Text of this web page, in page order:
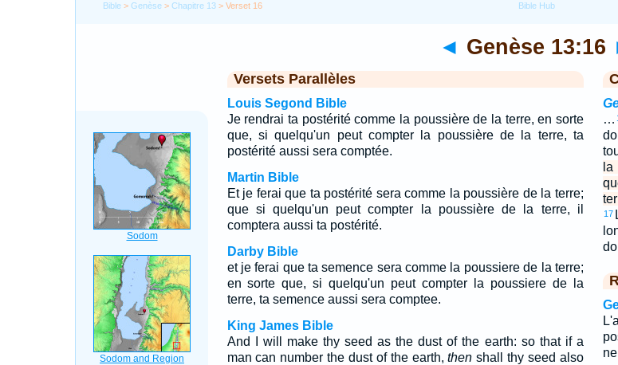
Bible >Genèse >Chapitre 13 > Verset 16
◄ Genèse 13:16
Versets Parallèles
Louis Segond Bible
Je rendrai ta postérité comme la poussière de la terre, en sorte
que, si quelqu'un peut compter la poussière de la terre, ta
postérité aussi sera comptée.
Martin Bible
Et je ferai que ta postérité sera comme la poussière de la terre;
que si quelqu'un peut compter la poussière de la terre, il
comptera aussi ta postérité.
Darby Bible
et je ferai que ta semence sera comme la poussiere de la terre;
en sorte que, si quelqu'un peut compter la poussiere de la
terre, ta semence aussi sera comptee.
King James Bible
And I will make thy seed as the dust of the earth: so that if a
man can number the dust of the earth,then shall thy seed also
…
17